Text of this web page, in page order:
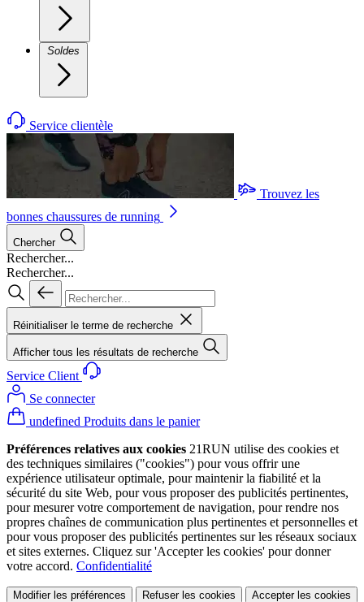
Soldes
Service clientèle
Trouvez les
bonnes chaussures de running
Chercher
Rechercher...
Rechercher...
Réinitialiser le terme de recherche
Afficher tous les résultats de recherche
Service Client
Se connecter
undefined Produits dans le panier
Préférences relatives aux cookies 21RUN utilise des cookies et
des techniques similaires ("cookies") pour vous offrir une
expérience utilisateur optimale, pour maintenir la fiabilité et la
sécurité du site Web, pour vous proposer des publicités pertinentes,
pour mesurer votre comportement de navigation, pour rendre nos
propres chaînes de communication plus pertinentes et personnelles et
pour vous proposer des publicités pertinentes sur les réseaux sociaux
et sites externes. Cliquez sur 'Accepter les cookies' pour donner
votre accord. Confidentialité
Modifier les préférences Refuser les cookies Accepter les cookies